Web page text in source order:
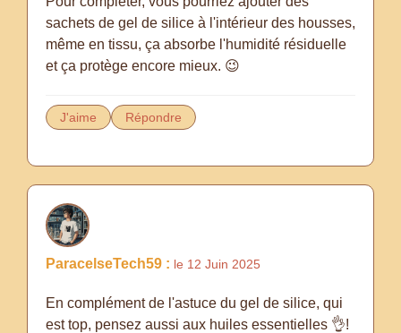
sachets de gel de silice à l'intérieur des housses,
même en tissu, ça absorbe l'humidité résiduelle
et ça protège encore mieux. 😉
J'aime Répondre
ParacelseTech59 : le 12 Juin 2025
En complément de l'astuce du gel de silice, qui
est top, pensez aussi aux huiles essentielles 👌!